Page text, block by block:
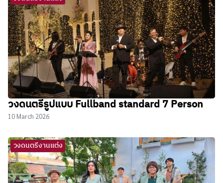
วงดนตรีรูปแบบ Fullband standard 7 Person
10 March 2026
วงดนตรีงานแต่ง